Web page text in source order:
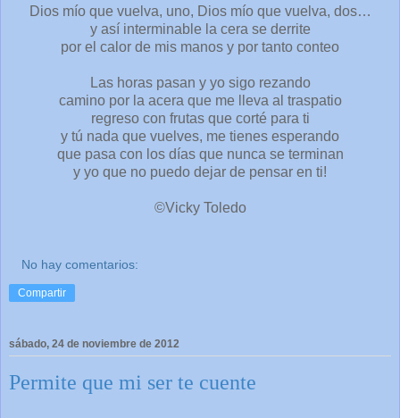
Dios mío que vuelva, uno, Dios mío que vuelva, dos…
y así interminable la cera se derrite
por el calor de mis manos y por tanto conteo
Las horas pasan y yo sigo rezando
camino por la acera que me lleva al traspatio
regreso con frutas que corté para ti
y tú nada que vuelves, me tienes esperando
que pasa con los días que nunca se terminan
y yo que no puedo dejar de pensar en ti!
©Vicky Toledo
No hay comentarios:
Compartir
sábado, 24 de noviembre de 2012
Permite que mi ser te cuente